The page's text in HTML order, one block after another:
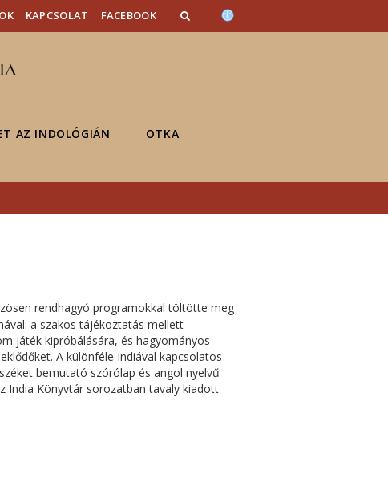
KAPCSOLAT FACEBOOK
AZ INDOLÓGIÁN OTKA
rendhagyó programokkal töltötte meg
a szakos tájékoztatás mellett
játék kipróbálására, és hagyományos
A különféle Indiával kapcsolatos
bemutató szórólap és angol nyelvű
India Könyvtár sorozatban tavaly kiadott